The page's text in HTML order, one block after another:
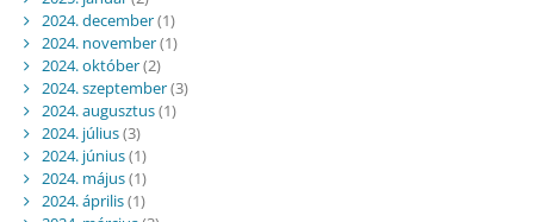
2024. december(1)
2024. november(1)
2024. október(2)
2024. szeptember(3)
2024. augusztus(1)
2024. július(3)
2024. június(1)
2024. május(1)
2024. április(1)